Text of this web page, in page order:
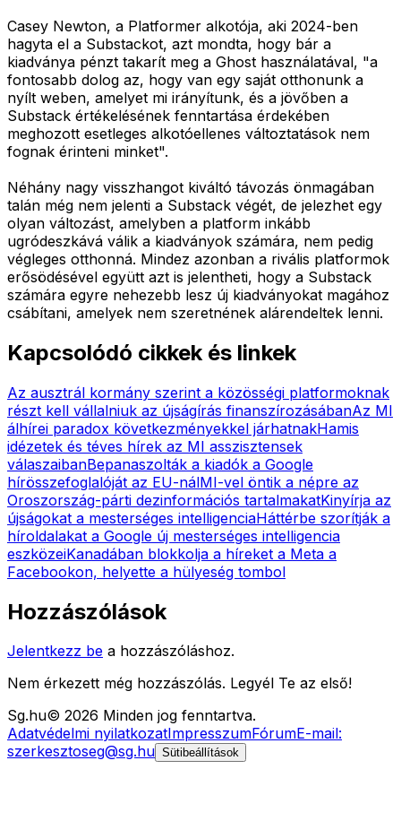
Casey Newton, a Platformer alkotója, aki 2024-ben
hagyta el a Substackot, azt mondta, hogy bár a
kiadványa pénzt takarít meg a Ghost használatával, "a
fontosabb dolog az, hogy van egy saját otthonunk a
nyílt weben, amelyet mi irányítunk, és a jövőben a
Substack értékelésének fenntartása érdekében
meghozott esetleges alkotóellenes változtatások nem
fognak érinteni minket".
Néhány nagy visszhangot kiváltó távozás önmagában
talán még nem jelenti a Substack végét, de jelezhet egy
olyan változást, amelyben a platform inkább
ugródeszkává válik a kiadványok számára, nem pedig
végleges otthonná. Mindez azonban a rivális platformok
erősödésével együtt azt is jelentheti, hogy a Substack
számára egyre nehezebb lesz új kiadványokat magához
csábítani, amelyek nem szeretnének alárendeltek lenni.
Kapcsolódó cikkek és linkek
Az ausztrál kormány szerint a közösségi platformoknak
részt kell vállalniuk az újságírás finanszírozásábanAz MI
álhírei paradox következményekkel járhatnakHamis
idézetek és téves hírek az MI asszisztensek
válaszaibanBepanaszolták a kiadók a Google
hírösszefoglalóját az EU-nálMI-vel öntik a népre az
Oroszország-párti dezinformációs tartalmakatKinyírja az
újságokat a mesterséges intelligenciaHáttérbe szorítják a
híroldalakat a Google új mesterséges intelligencia
eszközeiKanadában blokkolja a híreket a Meta a
Facebookon, helyette a hülyeség tombol
Hozzászólások
Jelentkezz be a hozzászóláshoz.
Nem érkezett még hozzászólás. Legyél Te az első!
Sg.hu© 2026 Minden jog fenntartva.
Adatvédelmi nyilatkozatImpresszumFórumE-mail:
szerkesztoseg@sg.hu Sütibeállítások